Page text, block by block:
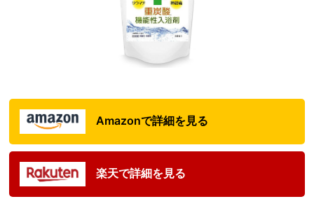
Amazonで詳細を見る
楽天で詳細を見る